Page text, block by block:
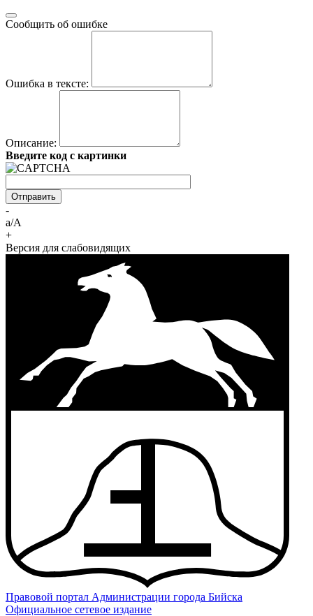
Сообщить об ошибке
Ошибка в тексте:
Описание:
Введите код с картинки
-
a/A
+
Версия для слабовидящих
Правовой портал Администрации города Бийска
Официальное сетевое издание